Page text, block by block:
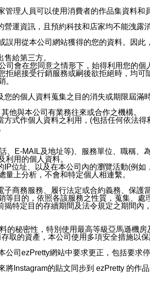
理人員可以使用消費者的作品集資料和
運資訊，且預約科技和店家均不能洩
用從本公司網站獲得的您的資料。因
給第三方。
會在您同意之情形下，始得利用您的
絕接受行銷服務或嗣後欲拒絕時，均
。
的個人資料蒐集之目的消失或期限屆滿
他與本公司有業務往來或合作之機構。
式作個人資料之利用，(包括任何依法
、E-MAIL及地址等)、服務單位、職稱
用的個人資料。
位址、以及在本公司內的瀏覽活動(例
上分析，不會和特定個人相連繫。
商務服務、履行法定或合約義務、保
目的，依照各該服務之性質，蒐集、處
特定目的存續期間及法令規定之期間內
秘密性，特別使用最高等級亞馬遜機
取的資產，本公司使用多項安全措施以
司ezPretty網站中要求更正，包括要求
Instagram的貼文同步到 ezPretty 的作